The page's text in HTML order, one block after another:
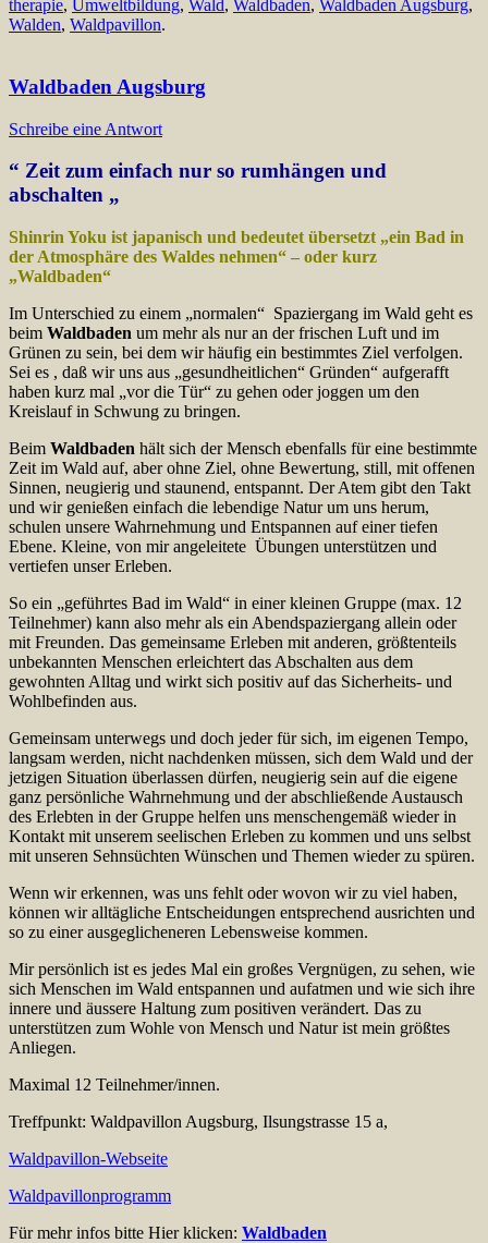
therapie, Umweltbildung, Wald, Waldbaden, Waldbaden Augsburg,
Walden, Waldpavillon.
Waldbaden Augsburg
Schreibe eine Antwort
“ Zeit zum einfach nur so rumhängen und
abschalten „
Shinrin Yoku ist japanisch und bedeutet übersetzt „ein Bad in
der Atmosphäre des Waldes nehmen“ – oder kurz
„Waldbaden“
Im Unterschied zu einem „normalen“ Spaziergang im Wald geht es
beim Waldbaden um mehr als nur an der frischen Luft und im
Grünen zu sein, bei dem wir häufig ein bestimmtes Ziel verfolgen.
Sei es , daß wir uns aus „gesundheitlichen“ Gründen“ aufgerafft
haben kurz mal „vor die Tür“ zu gehen oder joggen um den
Kreislauf in Schwung zu bringen.
Beim Waldbaden hält sich der Mensch ebenfalls für eine bestimmte
Zeit im Wald auf, aber ohne Ziel, ohne Bewertung, still, mit offenen
Sinnen, neugierig und staunend, entspannt. Der Atem gibt den Takt
und wir genießen einfach die lebendige Natur um uns herum,
schulen unsere Wahrnehmung und Entspannen auf einer tiefen
Ebene. Kleine, von mir angeleitete Übungen unterstützen und
vertiefen unser Erleben.
So ein „geführtes Bad im Wald“ in einer kleinen Gruppe (max. 12
Teilnehmer) kann also mehr als ein Abendspaziergang allein oder
mit Freunden. Das gemeinsame Erleben mit anderen, größtenteils
unbekannten Menschen erleichtert das Abschalten aus dem
gewohnten Alltag und wirkt sich positiv auf das Sicherheits- und
Wohlbefinden aus.
Gemeinsam unterwegs und doch jeder für sich, im eigenen Tempo,
langsam werden, nicht nachdenken müssen, sich dem Wald und der
jetzigen Situation überlassen dürfen, neugierig sein auf die eigene
ganz persönliche Wahrnehmung und der abschließende Austausch
des Erlebten in der Gruppe helfen uns menschengemäß wieder in
Kontakt mit unserem seelischen Erleben zu kommen und uns selbst
mit unseren Sehnsüchten Wünschen und Themen wieder zu spüren.
Wenn wir erkennen, was uns fehlt oder wovon wir zu viel haben,
können wir alltägliche Entscheidungen entsprechend ausrichten und
so zu einer ausgeglicheneren Lebensweise kommen.
Mir persönlich ist es jedes Mal ein großes Vergnügen, zu sehen, wie
sich Menschen im Wald entspannen und aufatmen und wie sich ihre
innere und äussere Haltung zum positiven verändert. Das zu
unterstützen zum Wohle von Mensch und Natur ist mein größtes
Anliegen.
Maximal 12 Teilnehmer/innen.
Treffpunkt: Waldpavillon Augsburg, Ilsungstrasse 15 a,
Waldpavillon-Webseite
Waldpavillonprogramm
Für mehr infos bitte Hier klicken: Waldbaden